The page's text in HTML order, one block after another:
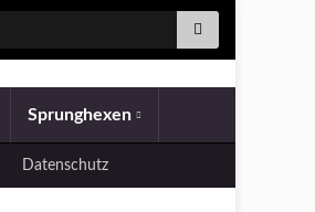
Sprunghexen
Datenschutz